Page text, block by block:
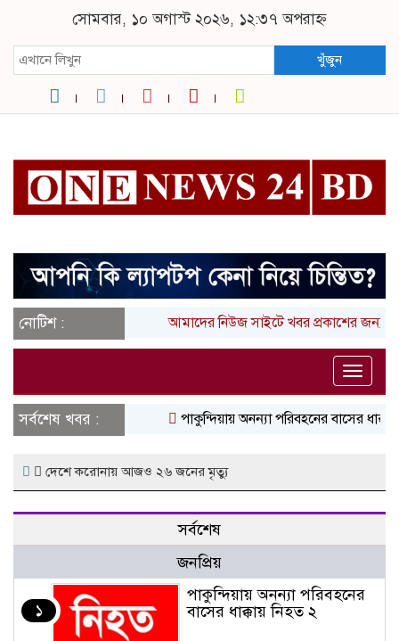
সোমবার, ১০ অগাস্ট ২০২৬, ১২:৩৭ অপরাহ্ন
খুঁজুন
নোটিশ : আমাদের নিউজ সাইটে খবর প্রকাশের জন্য
Toggle
সর্বশেষ খবর :
পাকুন্দিয়ায় অনন্যা পরিবহনের বাসের ধাক্কায়
দেশে করোনায় আজও ২৬ জনের মৃত্যু
সর্বশেষ
জনপ্রিয়
১
পাকুন্দিয়ায় অনন্যা পরিবহনের
বাসের ধাক্কায় নিহত ২